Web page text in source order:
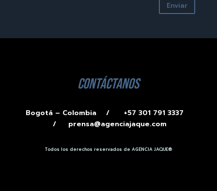
Enviar
contáctanos
Bogotá – Colombia /
+57 301 791 3337
/ prensa@agenciajaque.com
Todos los derechos reservados de AGENCIA JAQUE®